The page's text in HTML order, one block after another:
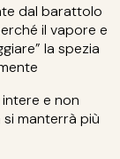
dal barattolo
il vapore e
la spezia
e non
manterrà più